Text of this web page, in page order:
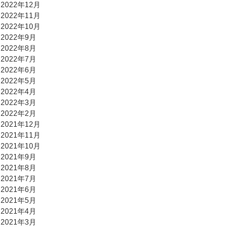
2022年12月
2022年11月
2022年10月
2022年9月
2022年8月
2022年7月
2022年6月
2022年5月
2022年4月
2022年3月
2022年2月
2021年12月
2021年11月
2021年10月
2021年9月
2021年8月
2021年7月
2021年6月
2021年5月
2021年4月
2021年3月